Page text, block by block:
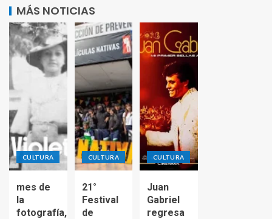
MÁS NOTICIAS
CULTURA
mes de
la
fotografía,
CULTURA
21°
Festival
de
CULTURA
Juan
Gabriel
regresa